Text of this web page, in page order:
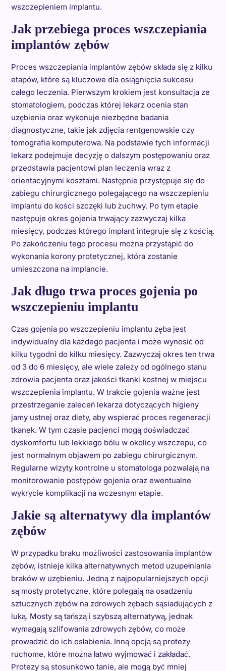
wszczepieniem implantu.
Jak przebiega proces wszczepiania
implantów zębów
Proces wszczepiania implantów zębów składa się z kilku
etapów, które są kluczowe dla osiągnięcia sukcesu
całego leczenia. Pierwszym krokiem jest konsultacja ze
stomatologiem, podczas której lekarz ocenia stan
uzębienia oraz wykonuje niezbędne badania
diagnostyczne, takie jak zdjęcia rentgenowskie czy
tomografia komputerowa. Na podstawie tych informacji
lekarz podejmuje decyzję o dalszym postępowaniu oraz
przedstawia pacjentowi plan leczenia wraz z
orientacyjnymi kosztami. Następnie przystępuje się do
zabiegu chirurgicznego polegającego na wszczepieniu
implantu do kości szczęki lub żuchwy. Po tym etapie
następuje okres gojenia trwający zazwyczaj kilka
miesięcy, podczas którego implant integruje się z kością.
Po zakończeniu tego procesu można przystąpić do
wykonania korony protetycznej, która zostanie
umieszczona na implancie.
Jak długo trwa proces gojenia po
wszczepieniu implantu
Czas gojenia po wszczepieniu implantu zęba jest
indywidualny dla każdego pacjenta i może wynosić od
kilku tygodni do kilku miesięcy. Zazwyczaj okres ten trwa
od 3 do 6 miesięcy, ale wiele zależy od ogólnego stanu
zdrowia pacjenta oraz jakości tkanki kostnej w miejscu
wszczepienia implantu. W trakcie gojenia ważne jest
przestrzeganie zaleceń lekarza dotyczących higieny
jamy ustnej oraz diety, aby wspierać proces regeneracji
tkanek. W tym czasie pacjenci mogą doświadczać
dyskomfortu lub lekkiego bólu w okolicy wszczepu, co
jest normalnym objawem po zabiegu chirurgicznym.
Regularne wizyty kontrolne u stomatologa pozwalają na
monitorowanie postępów gojenia oraz ewentualne
wykrycie komplikacji na wczesnym etapie.
Jakie są alternatywy dla implantów
zębów
W przypadku braku możliwości zastosowania implantów
zębów, istnieje kilka alternatywnych metod uzupełniania
braków w uzębieniu. Jedną z najpopularniejszych opcji
są mosty protetyczne, które polegają na osadzeniu
sztucznych zębów na zdrowych zębach sąsiadujących z
luką. Mosty są tańszą i szybszą alternatywą, jednak
wymagają szlifowania zdrowych zębów, co może
prowadzić do ich osłabienia. Inną opcją są protezy
ruchome, które można łatwo wyjmować i zakładać.
Protezy są stosunkowo tanie, ale mogą być mniej